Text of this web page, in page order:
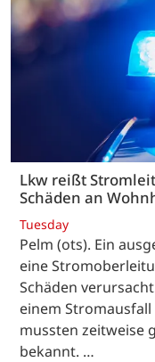
Lkw reißt
Schäden an
Tuesday
Pelm (ots). Ein
eine
Schäden
einem
mussten zeitweise
bekannt. …